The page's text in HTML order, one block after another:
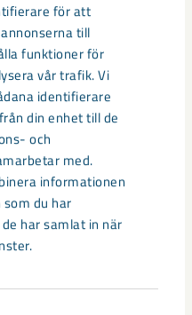
för att
till
funktioner för
vår trafik. Vi
identifierare
din enhet till de
och
med.
informationen
du har
har samlat in när
öka
gruva
människoliknande
I takt med att